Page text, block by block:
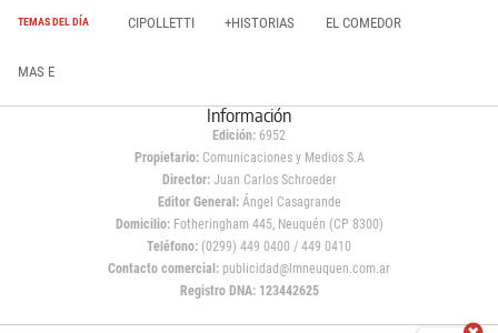
TEMAS DEL DÍA CIPOLLETTI +HISTORIAS EL COMEDOR
MAS E
Información
Edición: 6952
Propietario:Comunicaciones y Medios S.A
Director: Juan Carlos Schroeder
Editor General:Ángel Casagrande
Domicilio:Fotheringham 445, Neuquén (CP 8300)
Teléfono: (0299) 449 0400 / 449 0410
Contacto comercial: publicidad@lmneuquen.com.ar
Registro DNA: 123442625